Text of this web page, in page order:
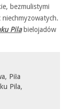
bezmulistymi
niechmyzowatych.
Pilabielojadów
, Piła
Pila,